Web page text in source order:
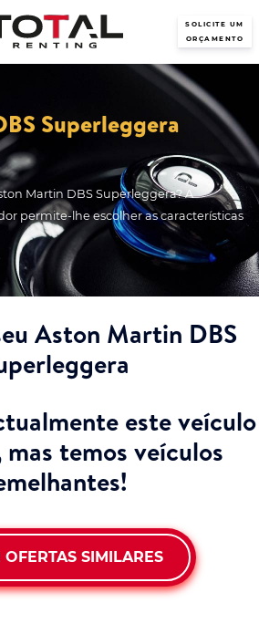
SOLICITE UM
ORÇAMENTO
Superleggera
Martin DBS Superleggera? A
permite-lhe escolher as características
Aston Martin DBS
este veículo
temos veículos
OFERTAS SIMILARES